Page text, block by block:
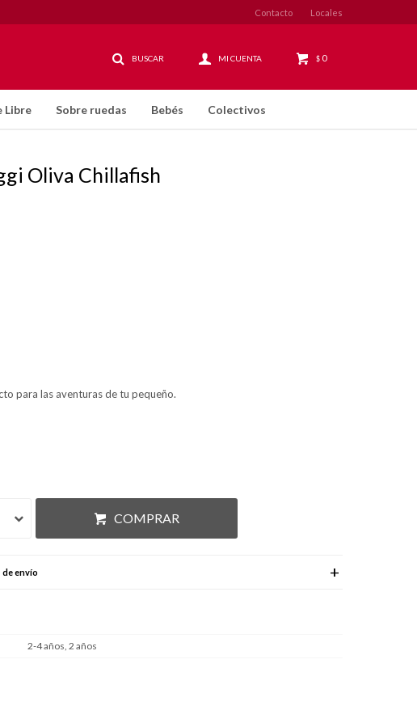
Libre Sobre ruedas Bebés Colectivos
$ 0
Contacto Locales
Oliva Chillafish
para las aventuras de tu pequeño.
COMPRAR
envío
2-4 años, 2 años